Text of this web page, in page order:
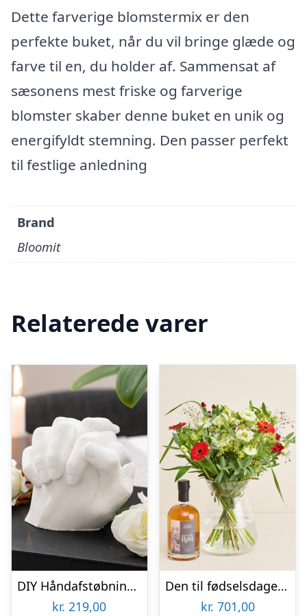
Dette farverige blomstermix er den
perfekte buket, når du vil bringe glæde og
farve til en, du holder af. Sammensat af
sæsonens mest friske og farverige
blomster skaber denne buket en unik og
energifyldt stemning. Den passer perfekt
til festlige anledning
Brand
Bloomit
Relaterede varer
DIY Håndafstøbningskit – Spralla
kr. 219,00
Den til fødselsdagen med Sankt Thomas, Carribean Rum
kr. 701,00